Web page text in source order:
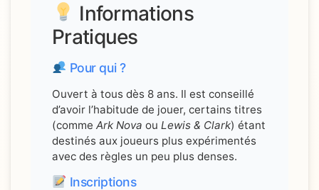
Informations
Pratiques
Pour qui ?
Ouvert à tous dès 8 ans. Il est conseillé
d’avoir l’habitude de jouer, certains titres
(comme Ark Nova ou Lewis & Clark) étant
destinés aux joueurs plus expérimentés
avec des règles un peu plus denses.
Inscriptions